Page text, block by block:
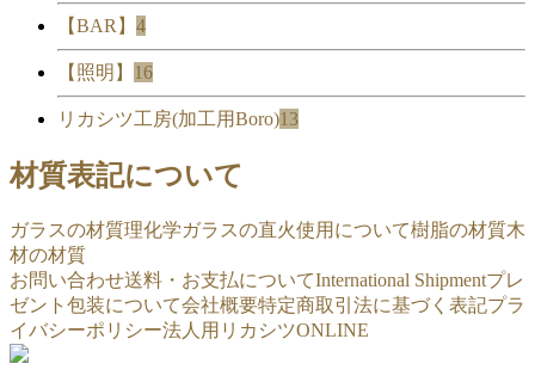
【BAR】 4
【照明】 16
リカシツ工房(加工用Boro)13
材質表記について
ガラスの材質理化学ガラスの直火使用について樹脂の材質木
材の材質
お問い合わせ送料・お支払についてInternational Shipmentプレ
ゼント包装について会社概要特定商取引法に基づく表記プラ
イバシーポリシー法人用リカシツONLINE